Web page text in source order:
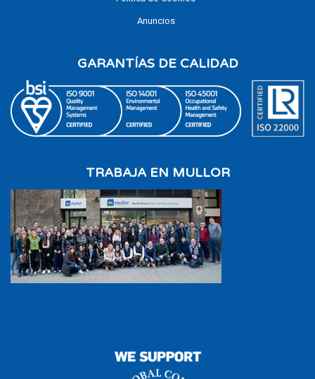
Anuncios
GARANTÍAS DE CALIDAD
TRABAJA EN MULLOR